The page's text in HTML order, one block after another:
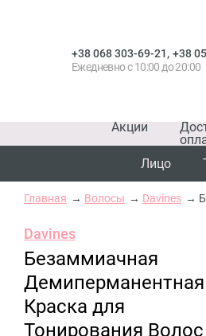
+38 068 303-69-21, +38
Ежедневно с 10:00 до 20:00
Акции
Лицо
Главная Волосы Davines
Davines
Безаммиачная
Демиперманентная
Краска для
Тонирования Волос